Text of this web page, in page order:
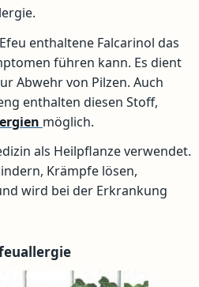
enthaltene Falcarinol das
führen kann. Es dient
Abwehr von Pilzen. Auch
enthalten diesen Stoff,
möglich.
als Heilpflanze verwendet.
Krämpfe lösen,
wird bei der Erkrankung